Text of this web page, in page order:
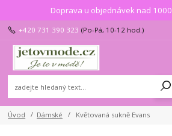
Doprava u objednávek nad
+420 731 390 323 (Po-Pá, 10-12 hod.)
Úvod Dámské Květovaná sukně Evans